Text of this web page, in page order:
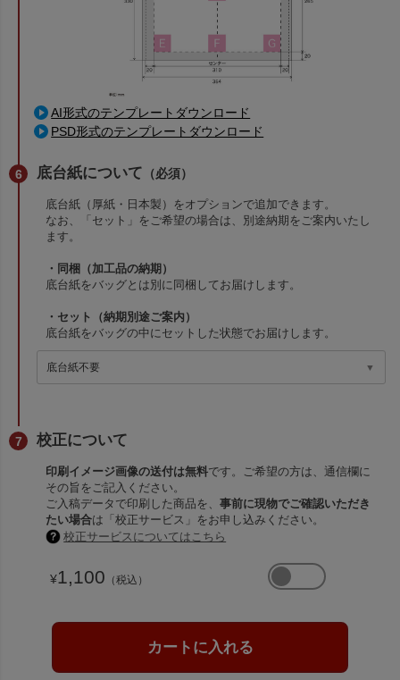
AI形式のテンプレートダウンロード
PSD形式のテンプレートダウンロード
底台紙について （必須）
底台紙（厚紙・日本製）をオプションで追加できます。
なお、「セット」をご希望の場合は、別途納期をご案内いたし
ます。
・同梱（加工品の納期）
底台紙をバッグとは別に同梱してお届けします。
・セット（納期別途ご案内）
底台紙をバッグの中にセットした状態でお届けします。
校正について
印刷イメージ画像の送付は無料です。ご希望の方は、通信欄に
その旨をご記入ください。
ご入稿データで印刷した商品を、事前に現物でご確認いただき
たい場合は「校正サービス」をお申し込みください。
校正サービスについてはこちら
¥1,100 （税込）